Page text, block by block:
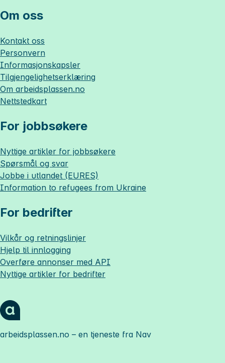
Om oss
Kontakt oss
Personvern
Informasjonskapsler
Tilgjengelighetserklæring
Om arbeidsplassen.no
Nettstedkart
For jobbsøkere
Nyttige artikler for jobbsøkere
Spørsmål og svar
Jobbe i utlandet (EURES)
Information to refugees from Ukraine
For bedrifter
Vilkår og retningslinjer
Hjelp til innlogging
Overføre annonser med API
Nyttige artikler for bedrifter
arbeidsplassen.no – en tjeneste fra Nav